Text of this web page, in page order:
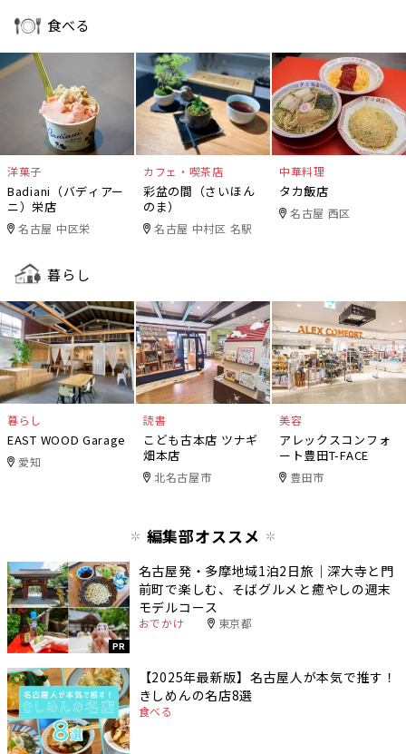
食べる
洋菓子
Badiani（バディアー
ニ）栄店
名古屋 中区栄
カフェ・喫茶店
彩盆の間（さいほん
のま）
名古屋 中村区 名駅
中華料理
タカ飯店
名古屋 西区
暮らし
暮らし
EAST WOOD Garage
愛知
読書
こども古本店 ツナギ
畑本店
北名古屋市
美容
アレックスコンフォ
ート豊田T-FACE
豊田市
編集部オススメ
PR
名古屋発・多摩地域1泊2日旅｜深大寺と門
前町で楽しむ、そばグルメと癒やしの週末
モデルコース
おでかけ 東京都
【2025年最新版】名古屋人が本気で推す！
きしめんの名店8選
食べる